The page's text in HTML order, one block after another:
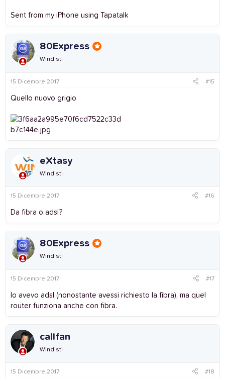
Sent from my iPhone using Tapatalk
80Express
Windisti
15 Dicembre 2017 #15
Quello nuovo grigio
eXtasy
Windisti
15 Dicembre 2017 #16
Da fibra o adsl?
80Express
Windisti
15 Dicembre 2017 #17
Io avevo adsl (nonostante avessi richiesto la fibra), ma quel
router funziona anche con fibra.
callfan
Windisti
15 Dicembre 2017 #18